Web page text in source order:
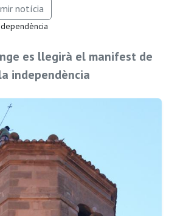
notícia
es llegirà el manifest de
independència